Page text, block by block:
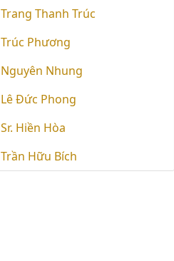
Trang Thanh Trúc
Trúc Phương
Nguyên Nhung
Lê Đức Phong
Sr. Hiền Hòa
Trần Hữu Bích